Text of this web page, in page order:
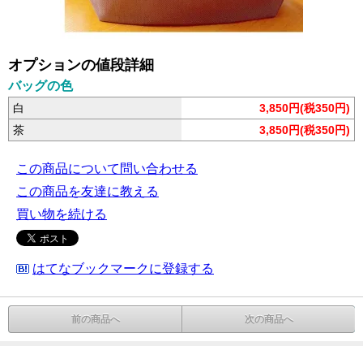
オプションの値段詳細
バッグの色
白
3,850円(税350円)
茶
3,850円(税350円)
この商品について問い合わせる
この商品を友達に教える
買い物を続ける
はてなブックマークに登録する
前の商品へ 次の商品へ